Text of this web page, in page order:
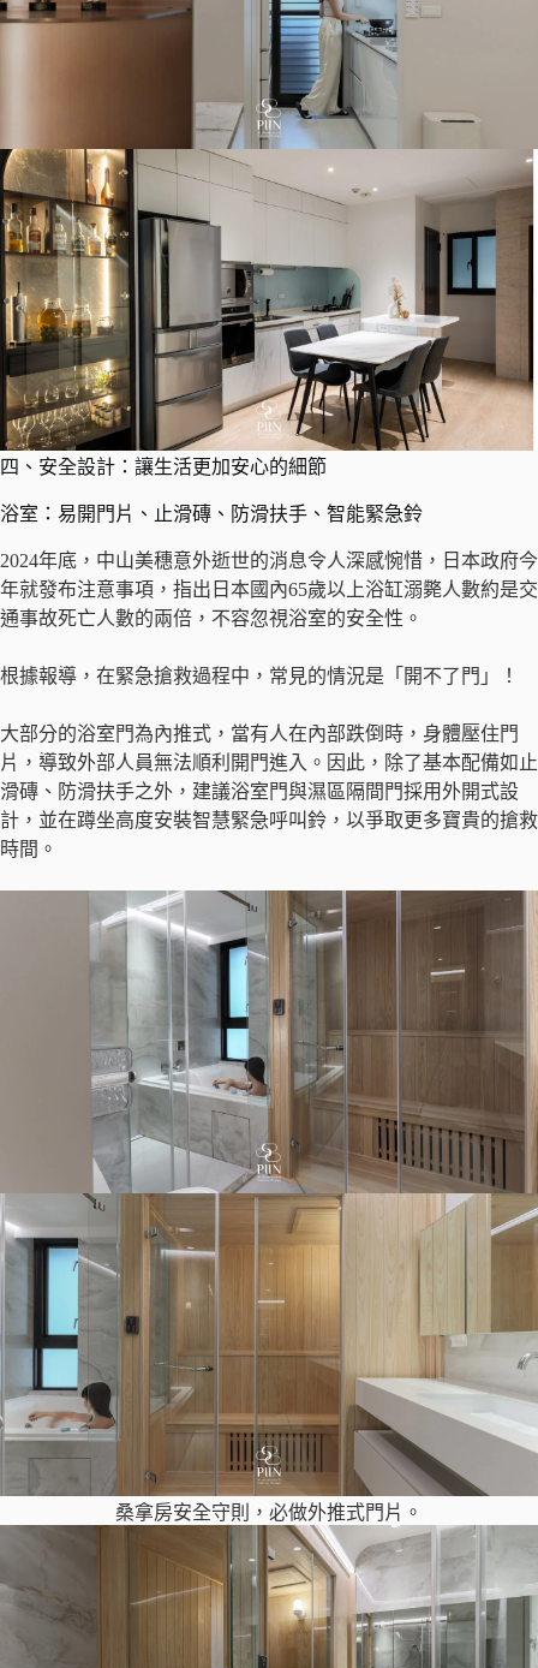
四、安全設計：讓生活更加安心的細節
浴室：易開門片、止滑磚、防滑扶手、智能緊急鈴
2024年底，中山美穗意外逝世的消息令人深感惋惜，日本政府今
年就發布注意事項，指出日本國內65歲以上浴缸溺斃人數約是交
通事故死亡人數的兩倍，不容忽視浴室的安全性。
根據報導，在緊急搶救過程中，常見的情況是「開不了門」！
大部分的浴室門為內推式，當有人在內部跌倒時，身體壓住門
片，導致外部人員無法順利開門進入。因此，除了基本配備如止
滑磚、防滑扶手之外，建議浴室門與濕區隔間門採用外開式設
計，並在蹲坐高度安裝智慧緊急呼叫鈴，以爭取更多寶貴的搶救
時間。
桑拿房安全守則，必做外推式門片。